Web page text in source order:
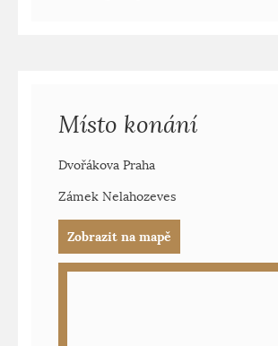
Místo konání
Dvořákova Praha
Zámek Nelahozeves
Zobrazit na mapě